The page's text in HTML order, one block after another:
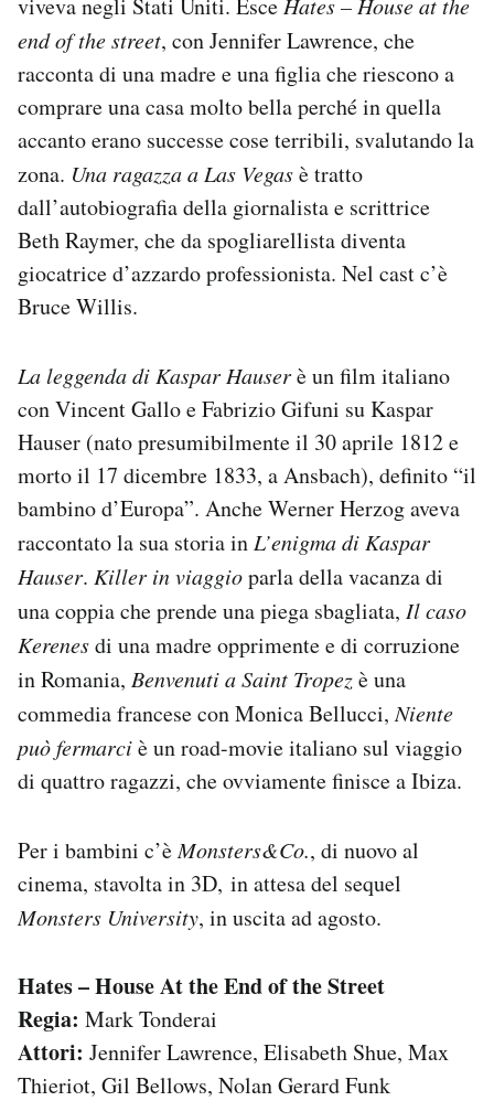
Area Personale
Newsletter
Notifiche mobile
end of the street, con Jennifer Lawrence, che
racconta di una madre e una figlia che riescono a
comprare una casa molto bella perché in quella
accanto erano successe cose terribili, svalutando la
zona. Una ragazza a Las Vegasè tratto
dall’autobiografia della giornalista e scrittrice
Beth Raymer, che da spogliarellista diventa
giocatrice d’azzardo professionista. Nel cast c’è
Bruce Willis.
La leggenda di Kaspar Hauserè un film italiano
con Vincent Gallo e Fabrizio Gifuni su Kaspar
Hauser (nato presumibilmente il 30 aprile 1812 e
morto il 17 dicembre 1833, a Ansbach), definito “il
bambino d’Europa”. Anche Werner Herzog aveva
raccontato la sua storia in L’enigma di Kaspar
Hauser. Killer in viaggioparla della vacanza di
una coppia che prende una piega sbagliata, Il caso
Kerenesdi una madre opprimente e di corruzione
in Romania, Benvenuti a Saint Tropezè una
commedia francese con Monica Bellucci,Niente
può fermarciè un road-movie italiano sul viaggio
di quattro ragazzi, che ovviamente finisce a Ibiza.
Per i bambini c’èMonsters&Co., di nuovo al
cinema, stavolta in 3D, in attesa del sequel
Monsters University, in uscita ad agosto.
Hates – House At the End of the Street
Regia: Mark Tonderai
Attori: Jennifer Lawrence, Elisabeth Shue, Max
Thieriot, Gil Bellows, Nolan Gerard Funk